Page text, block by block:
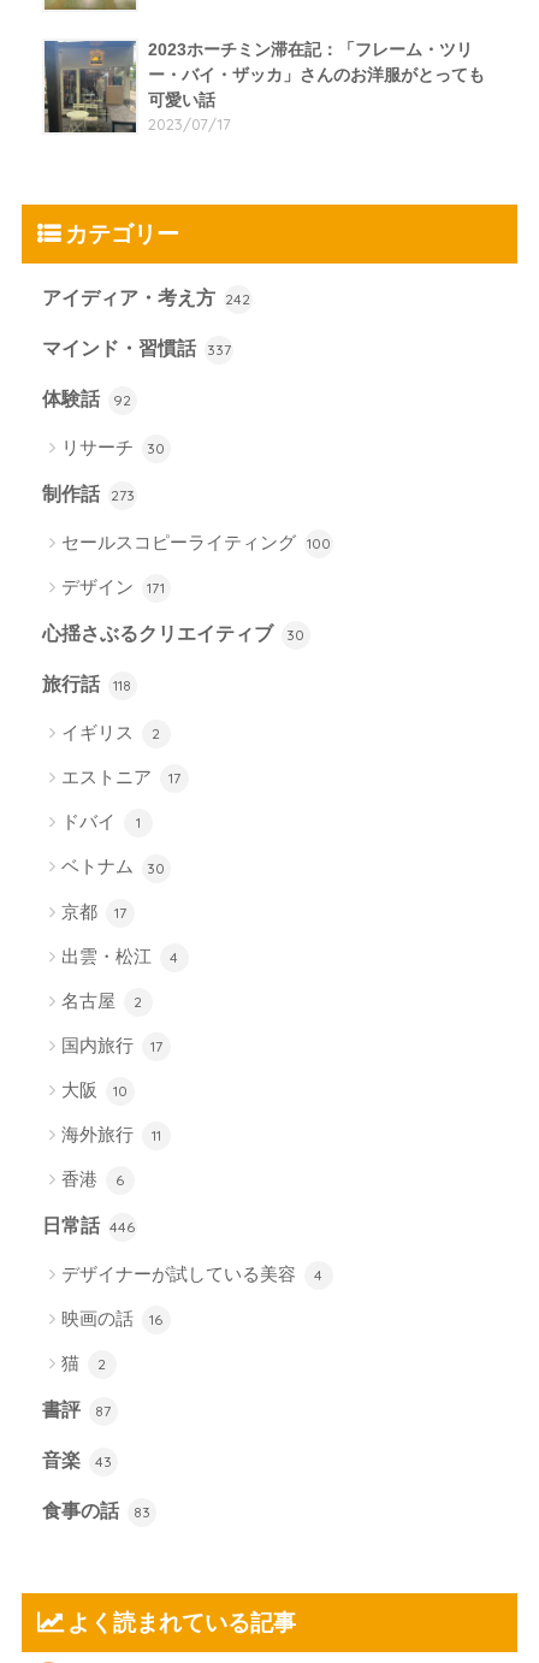
2023ホーチミン滞在記：「フレーム・ツリ
ー・バイ・ザッカ」さんのお洋服がとっても
可愛い話
2023/07/17
カテゴリー
アイディア・考え方 242
マインド・習慣話 337
体験話 92
リサーチ 30
制作話 273
セールスコピーライティング 100
デザイン 171
心揺さぶるクリエイティブ 30
旅行話 118
イギリス 2
エストニア 17
ドバイ 1
ベトナム 30
京都 17
出雲・松江 4
名古屋 2
国内旅行 17
大阪 10
海外旅行 11
香港 6
日常話 446
デザイナーが試している美容 4
映画の話 16
猫 2
書評 87
音楽 43
食事の話 83
よく読まれている記事